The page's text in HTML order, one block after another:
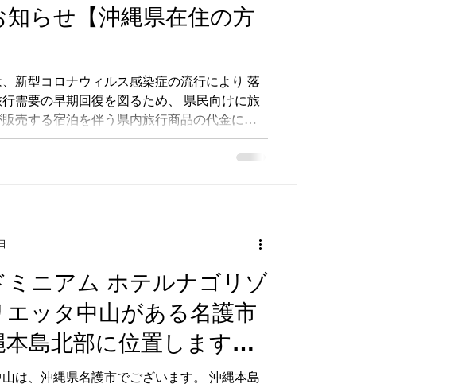
知らせ【沖縄県在住の方
新型コロナウィルス感染症の流行により 落
需要の早期回復を図るため、 県民向けに旅
売する宿泊を伴う県内旅行商品の代金につ
15,000円を補助する「おきなわ彩発見」キャ
施します。 キャンペーン期間は、...
ミニアム ホテルナゴリゾ
エッタ中山がある名護市
本島北部に位置します。
に囲まれパイナップルや
山は、沖縄県名護市でございます。 沖縄本島